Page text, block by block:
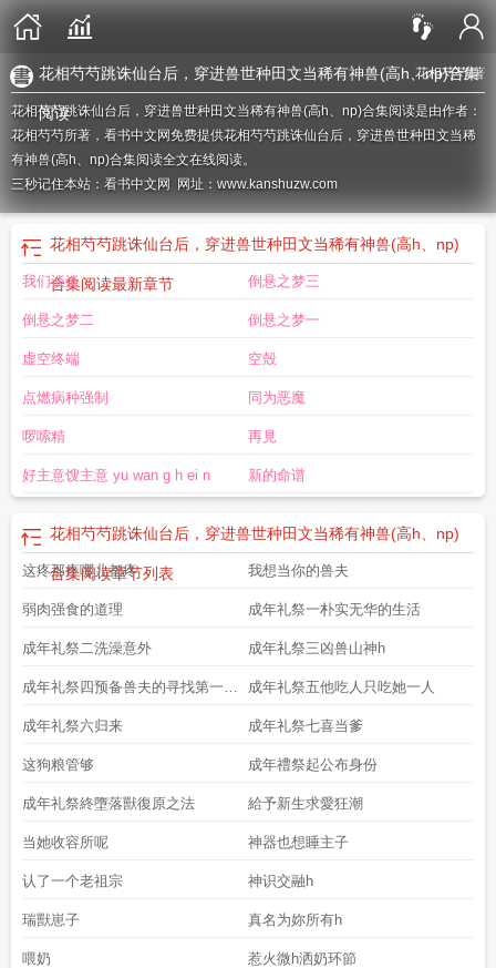
花相芍芍/著
花相芍芍跳诛仙台后，穿进兽世种田文当稀有神兽(高h、np)合集
阅读
花相芍芍跳诛仙台后，穿进兽世种田文当稀有神兽(高h、np)合集阅读是由作者：
花相芍芍所著，看书中文网免费提供花相芍芍跳诛仙台后，穿进兽世种田文当稀
有神兽(高h、np)合集阅读全文在线阅读。
三秒记住本站：看书中文网 网址：www.kanshuzw.com
花相芍芍跳诛仙台后，穿进兽世种田文当稀有神兽(高h、np)
合集阅读最新章节
我们谈谈 倒悬之梦三
倒悬之梦二 倒悬之梦一
虚空终端 空殼
点燃病种强制 同为恶魔
啰嗦精 再見
好主意馊主意 yu wan g h ei n 新的命谱
花相芍芍跳诛仙台后，穿进兽世种田文当稀有神兽(高h、np)
合集阅读章节列表
这疼那疼哪儿都疼 我想当你的兽夫
弱肉强食的道理 成年礼祭一朴实无华的生活
成年礼祭二洗澡意外 成年礼祭三凶兽山神h
成年礼祭四预备兽夫的寻找第一兽
夫的诞
成年礼祭五他吃人只吃她一人
成年礼祭六归来 成年礼祭七喜当爹
这狗粮管够 成年禮祭起公布身份
成年礼祭終墮落獸復原之法 給予新生求愛狂潮
当她收容所呢 神器也想睡主子
认了一个老祖宗 神识交融h
瑞獸崽子 真名为妳所有h
喂奶 惹火微h洒奶环節